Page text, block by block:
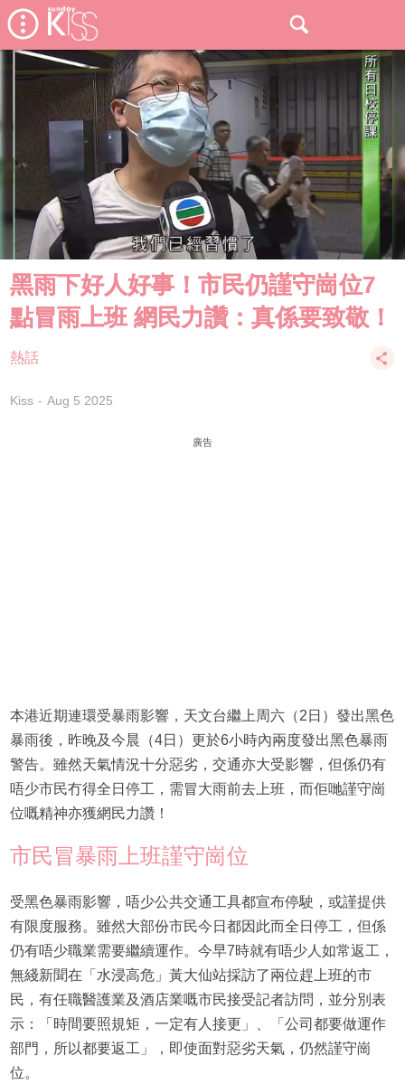
黑雨下好人好事！市民仍謹守崗位7
點冒雨上班 網民力讚：真係要致敬！
熱話
Kiss Aug 5 2025
廣告
本港近期連環受暴雨影響，天文台繼上周六（2日）發出黑色
暴雨後，昨晚及今晨（4日）更於6小時內兩度發出黑色暴雨
警告。雖然天氣情況十分惡劣，交通亦大受影響，但係仍有
唔少市民冇得全日停工，需冒大雨前去上班，而佢哋謹守崗
位嘅精神亦獲網民力讚！
市民冒暴雨上班謹守崗位
受黑色暴雨影響，唔少公共交通工具都宣布停駛，或謹提供
有限度服務。雖然大部份市民今日都因此而全日停工，但係
仍有唔少職業需要繼續運作。今早7時就有唔少人如常返工，
無綫新聞在「水浸高危」黃大仙站採訪了兩位趕上班的市
民，有任職醫護業及酒店業嘅市民接受記者訪問，並分別表
示：「時間要照規矩，一定有人接更」、「公司都要做運作
部門，所以都要返工」，即使面對惡劣天氣，仍然謹守崗
位。